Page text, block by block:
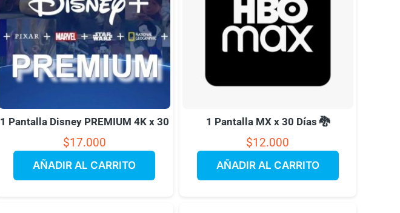
1 Pantalla Disney PREMIUM 4K x 30
$17.000
AÑADIR AL CARRITO
1 Pantalla MX x 30 Días 🐉
$12.000
AÑADIR AL CARRITO